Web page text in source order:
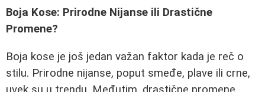
Boja Kose: Prirodne Nijanse ili Drastične
Promene?
Boja kose je još jedan važan faktor kada je reč o
stilu. Prirodne nijanse, poput smeđe, plave ili crne,